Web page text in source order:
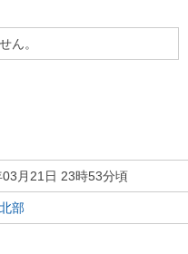
ん。
03月21日 23時53分頃
部